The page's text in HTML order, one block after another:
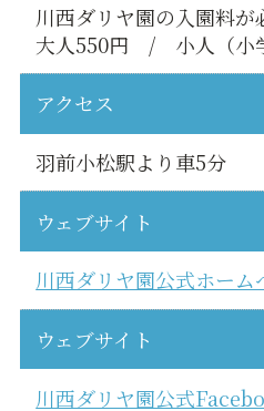
川西ダリヤ園の入園料が
大人550円 / 小人（小
アクセス
羽前小松駅より車5分
ウェブサイト
川西ダリヤ園公式ホーム
ウェブサイト
川西ダリヤ園公式